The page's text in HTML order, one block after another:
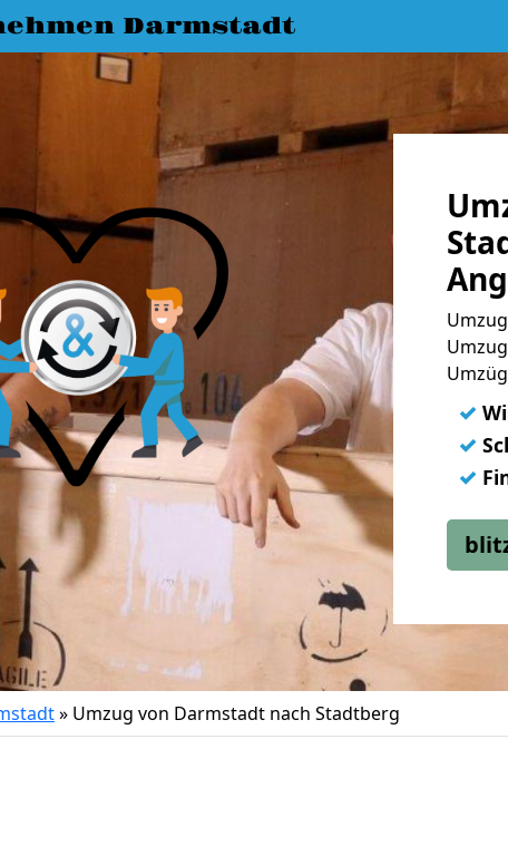
Darmstadt
✓
✓
✓
» Umzug von Darmstadt nach Stadtberg